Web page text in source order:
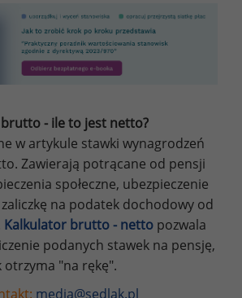
- ile to jest netto?
w artykule stawki wynagrodzeń
Zawierają potrącane od pensji
społeczne, ubezpieczenie
na podatek dochodowy od
Kalkulator brutto - netto pozwala
podanych stawek na pensję,
"na rękę".
media@sedlak.pl